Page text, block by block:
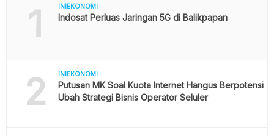
1 INIEKONOMI
Indosat Perluas Jaringan 5G di Balikpapan
2 INIEKONOMI
Putusan MK Soal Kuota Internet Hangus Berpotensi
Ubah Strategi Bisnis Operator Seluler